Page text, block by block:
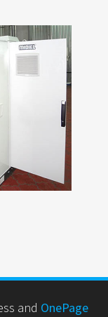
and OnePage